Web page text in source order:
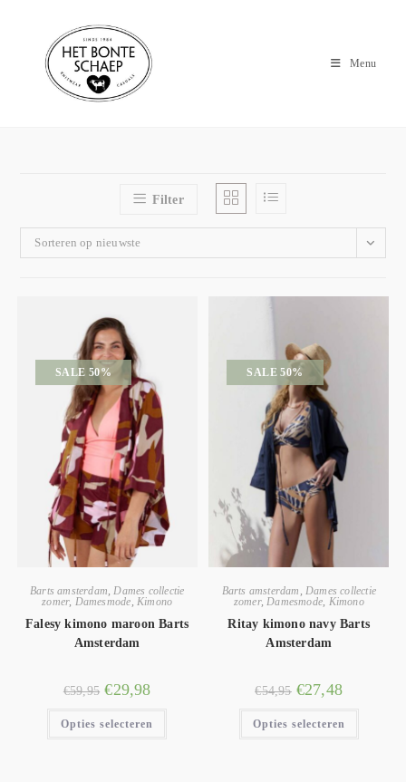
Menu
Filter
Sorteren op nieuwste
SALE 50%
Barts amsterdam Dames collectie
zomer, Damesmode Kimono
Falesy kimono maroon Barts
Amsterdam
€59,95 €29,98
Opties selecteren
SALE 50%
Barts amsterdam
Dames collectie
zomer, Damesmode Kimono
Ritay kimono navy Barts
Amsterdam
€54,95 €27,48
Opties selecteren